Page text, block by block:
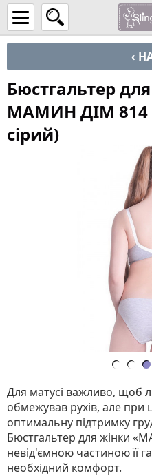
‹
Бюстгальтер
МАМИН ДІМ 814
сірий)
Для матусі важливо, щоб
обмежував рухів, але при
оптимальну підтримку
Бюстгальтер для жінки
невід'ємною частиною її
необхідний комфорт.